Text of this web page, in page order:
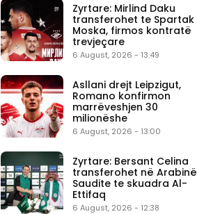
Zyrtare: Mirlind Daku
transferohet te Spartak
Moska, firmos kontratë
trevjeçare
6 August, 2026 - 13:49
Asllani drejt Leipzigut,
Romano konfirmon
marrëveshjen 30
milionëshe
6 August, 2026 - 13:00
Zyrtare: Bersant Celina
transferohet në Arabinë
Saudite te skuadra Al-
Ettifaq
6 August, 2026 - 12:38